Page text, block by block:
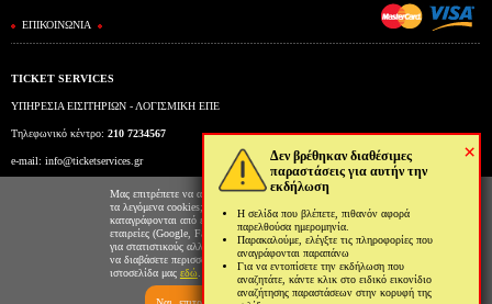
×
Δεν βρέθηκαν διαθέσιμες
παραστάσεις για αυτήν την
εκδήλωση
Η σελίδα που βλέπετε, πιθανόν αφορά
παρελθούσα ημερομηνία.
Παρακαλούμε, ελέγξτε τις πληροφορίες που
αναγράφονται παραπάνω
Για να εντοπίσετε την εκδήλωση που
αναζητάτε, κάντε κλικ στο ειδικό εικονίδιο
αναζήτησης παραστάσεων στην κορυφή της
ΕΠΙΚΟΙΝΩΝΙΑ
TICKET SERVICES
ΥΠΗΡΕΣΙΑ ΕΙΣΙΤΗΡΙΩΝ - ΛΟΓΙΣΜΙΚΗ ΕΠΕ
Τηλεφωνικό κέντρο: 210 7234567
e-mail: info@ticketservices.gr
Εκδοτήριο: Πανεπιστημίου 39 (Στοά Πεσμαζόγλου), Αθήνα
Ώρες λειτουργίας εκδοτηρίου: Δευ-Παρ: 9πμ-5μμ
Μας επιτρέπετε να αποθηκεύουμε στον φυλλομετρητή σας
τα λεγόμενα cookies; Με αυτόν τον τρόπο θα
καταγράφονται από εμάς και τρίτες συνεργαζόμενες
εταιρείες (Google, Facebook κτλ) στοιχεία επισκεψιμότητας
για στατιστικούς αλλά και διαφημιστικούς λόγους. Μπορείτε
να διαβάσετε περισσότερα για την χρήση cookies από την
ιστοσελίδα μας εδώ